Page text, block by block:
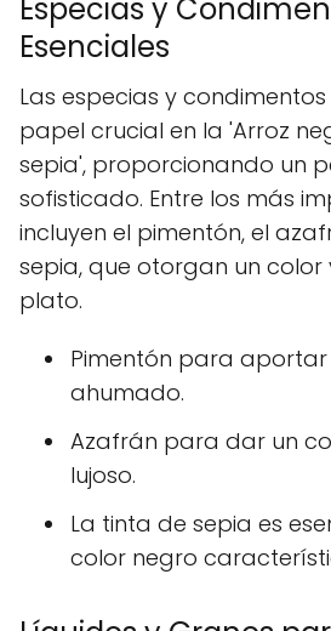
Especias y
Esenciales
Las especias y
papel crucial en la 'Arroz
sepia', proporcionando un
sofisticado. Entre los más
incluyen el pimentón, el
sepia, que otorgan un color
plato.
Pimentón para
ahumado.
Azafrán para dar un
lujoso.
La tinta de sepia es
color negro